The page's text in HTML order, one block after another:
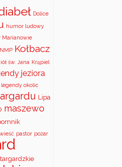
Dolice
humor ludowy
Marianowie
Kołbacz
św. Jana Krąpiel
jeziora
legendy okolic
Lipa
maszewo
pastor pożar